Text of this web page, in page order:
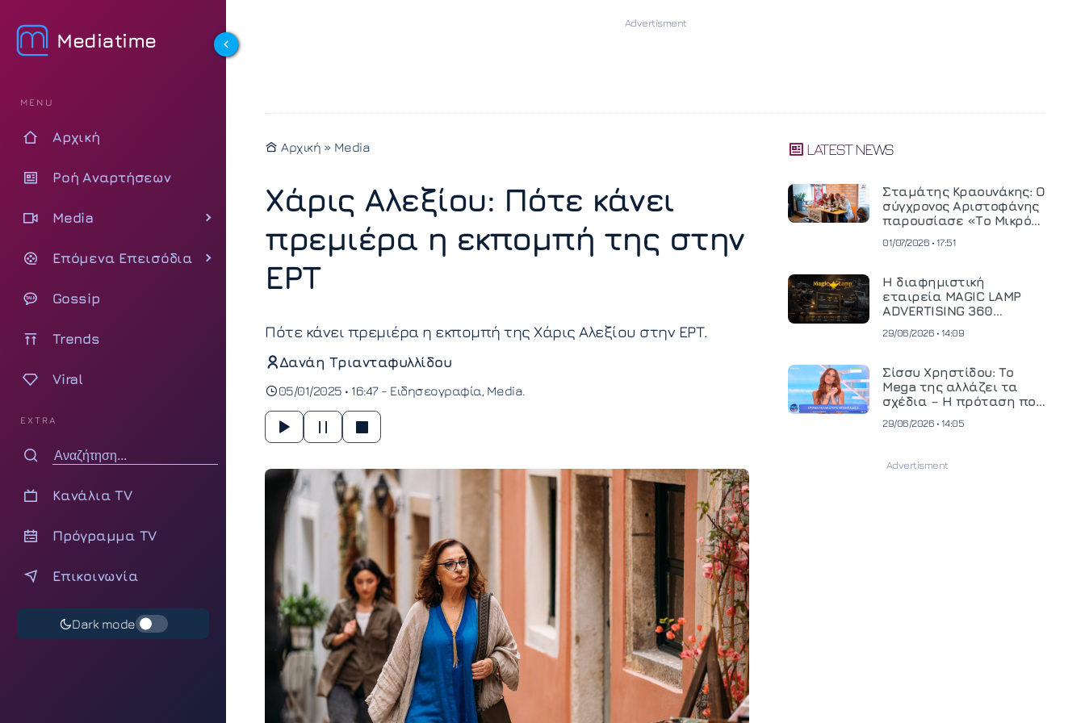
Mediatime
MENU
Αρχική
Ροή Αναρτήσεων
Media
Επόμενα Επεισόδια
Gossip
Trends
Viral
EXTRA
Κανάλια TV
Πρόγραμμα TV
Επικοινωνία
Dark mode
Αρχική » Media
Χάρις Αλεξίου: Πότε κάνει
πρεμιέρα η εκπομπή της στην
ΕΡΤ
Πότε κάνει πρεμιέρα η εκπομπή της Χάρις Αλεξίου στην ΕΡΤ.
Δανάη Τριανταφυλλίδου
05/01/2025 • 16:47 - Ειδησεογραφία Media
LATEST NEWS
Σταμάτης Κραουνάκης: Ο
σύγχρονος Αριστοφάνης
παρουσίασε «Το Μικρό
01/07/2026 • 17:51
Η διαφημιστική
εταιρεία MAGIC LAMP
ADVERTISING 360
κινηματογραφική
και ανεβάζει τον πήχη
στην παραγωγή
οπτικοακουστικού
περιεχομένου
29/06/2026 • 14:09
Σίσσυ Χρηστίδου: Το
Mega της αλλάζει τα
σχέδια – Η πρόταση που
29/06/2026 • 14:05